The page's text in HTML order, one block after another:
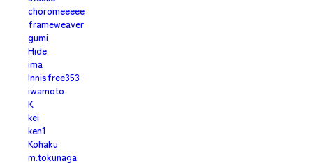
choromeeeee
frameweaver
gumi
Hide
ima
Innisfree353
iwamoto
K
kei
ken1
Kohaku
m.tokunaga